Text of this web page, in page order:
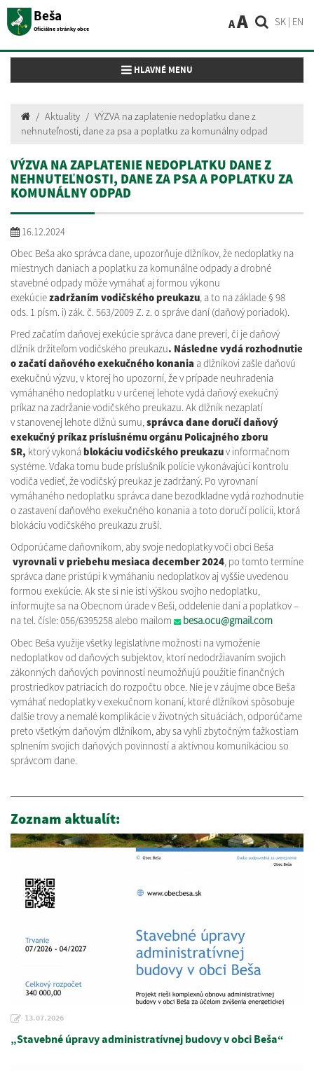
Beša
Oficiálne stránky obce
SK | EN
AA
Toggle navigation
HLAVNÉ MENU
Aktuality
VÝZVA na zaplatenie nedoplatku dane z
nehnuteľnosti, dane za psa a poplatku za komunálny odpad
VÝZVA NA ZAPLATENIE NEDOPLATKU DANE Z
NEHNUTEĽNOSTI, DANE ZA PSA A POPLATKU ZA
KOMUNÁLNY ODPAD
16.12.2024
Obec Beša ako správca dane, upozorňuje dlžníkov, že nedoplatky na
miestnych daniach a poplatku za komunálne odpady a drobné
stavebné odpady môže vymáhať aj formou výkonu
exekúciezadržaním vodičského preukazu, a to na základe § 98
ods. 1 písm. i) zák. č. 563/2009 Z. z. o správe daní (daňový poriadok).
Pred začatím daňovej exekúcie správca dane preverí, či je daňový
dlžník držiteľom vodičského preukazu. Následne vydá rozhodnutie
o začatí daňového exekučného konania a dlžníkovi zašle daňovú
exekučnú výzvu, v ktorej ho upozorní, že v prípade neuhradenia
vymáhaného nedoplatku v určenej lehote vydá daňový exekučný
príkaz na zadržanie vodičského preukazu. Ak dlžník nezaplatí
v stanovenej lehote dlžnú sumu,správca dane doručí daňový
exekučný príkaz príslušnému orgánu Policajného zboru
SR, ktorý vykonáblokáciu vodičského preukazuv informačnom
systéme. Vďaka tomu bude príslušník polície vykonávajúci kontrolu
vodiča vedieť, že vodičský preukaz je zadržaný. Po vyrovnaní
vymáhaného nedoplatku správca dane bezodkladne vydá rozhodnutie
o zastavení daňového exekučného konania a toto doručí polícii, ktorá
blokáciu vodičského preukazu zruší.
Odporúčame daňovníkom, aby svoje nedoplatky voči obci Beša
vyrovnali v priebehu mesiaca december 2024, po tomto termíne
správca dane pristúpi k vymáhaniu nedoplatkov aj vyššie uvedenou
formou exekúcie. Ak ste si nie istí výškou svojho nedoplatku,
informujte sa na Obecnom úrade v Beši, oddelenie daní a poplatkov –
na tel. čísle: 056/6395258 alebo mailom
besa.ocu@gmail.com
Obec Beša využije všetky legislatívne možnosti na vymoženie
nedoplatkov od daňových subjektov, ktorí nedodržiavaním svojich
zákonných daňových povinností neumožňujú použitie finančných
prostriedkov patriacich do rozpočtu obce. Nie je v záujme obce Beša
vymáhať nedoplatky v exekučnom konaní, ktoré dlžníkovi spôsobuje
ďalšie trovy a nemalé komplikácie v životných situáciách, odporúčame
preto všetkým daňovým dlžníkom, aby sa vyhli zbytočným ťažkostiam
splnením svojich daňových povinností a aktívnou komunikáciou so
správcom dane.
Zoznam aktualít:
13.07.2026
„Stavebné úpravy administratívnej budovy v obci Beša“